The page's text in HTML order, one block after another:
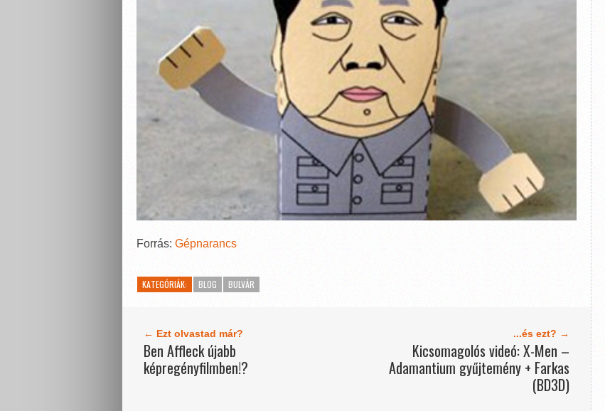
Forrás: Gépnarancs
KATEGÓRIÁK: BLOG BULVÁR
← Ezt olvastad már?
Ben Affleck újabb
képregényfilmben!?
...és ezt? →
Kicsomagolós videó: X-Men –
Adamantium gyűjtemény + Farkas
(BD3D)